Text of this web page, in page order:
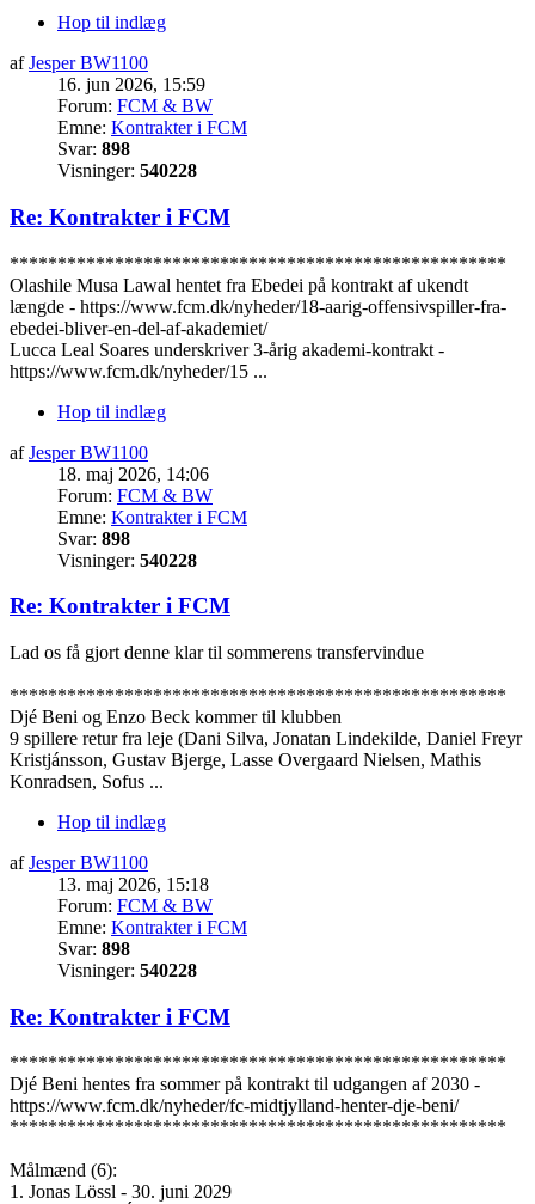
Hop til indlæg
afJesper BW1100
16. jun 2026, 15:59
Forum: FCM & BW
Emne: Kontrakter i FCM
Svar: 898
Visninger: 540228
Re: Kontrakter i FCM
****************************************************
Olashile Musa Lawal hentet fra Ebedei på kontrakt af ukendt
længde - https://www.fcm.dk/nyheder/18-aarig-offensivspiller-fra-
ebedei-bliver-en-del-af-akademiet/
Lucca Leal Soares underskriver 3-årig akademi-kontrakt -
https://www.fcm.dk/nyheder/15 ...
Hop til indlæg
afJesper BW1100
18. maj 2026, 14:06
Forum: FCM & BW
Emne: Kontrakter i FCM
Svar: 898
Visninger: 540228
Re: Kontrakter i FCM
Lad os få gjort denne klar til sommerens transfervindue
****************************************************
Djé Beni og Enzo Beck kommer til klubben
9 spillere retur fra leje (Dani Silva, Jonatan Lindekilde, Daniel Freyr
Kristjánsson, Gustav Bjerge, Lasse Overgaard Nielsen, Mathis
Konradsen, Sofus ...
Hop til indlæg
afJesper BW1100
13. maj 2026, 15:18
Forum: FCM & BW
Emne: Kontrakter i FCM
Svar: 898
Visninger: 540228
Re: Kontrakter i FCM
****************************************************
Djé Beni hentes fra sommer på kontrakt til udgangen af 2030 -
https://www.fcm.dk/nyheder/fc-midtjylland-henter-dje-beni/
****************************************************
Målmænd (6):
1. Jonas Lössl - 30. juni 2029